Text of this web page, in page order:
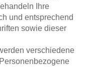
Ihre
und entsprechend
sowie dieser
verschiedene